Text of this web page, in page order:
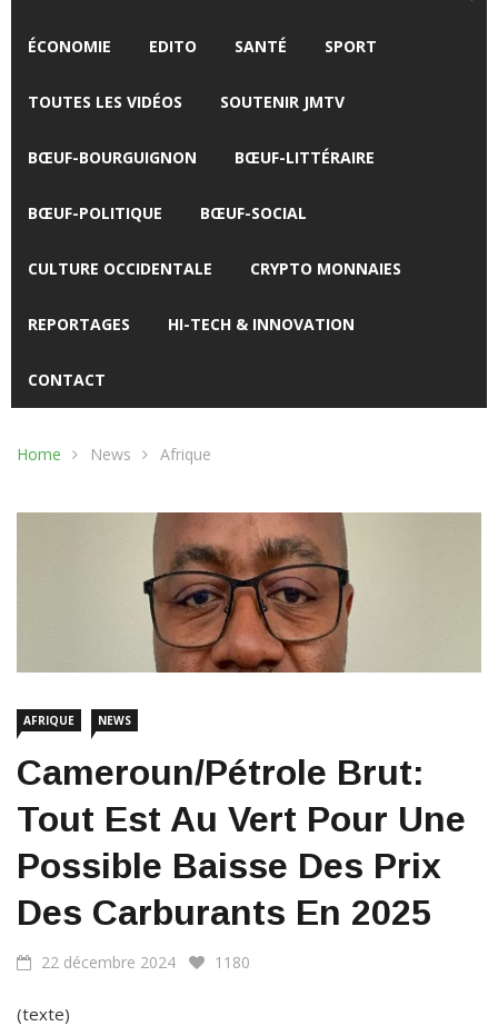
ÉCONOMIE EDITO SANTÉ SPORT
TOUTES LES VIDÉOS SOUTENIR JMTV
BŒUF-BOURGUIGNON BŒUF-LITTÉRAIRE
BŒUF-POLITIQUE BŒUF-SOCIAL
CULTURE OCCIDENTALE CRYPTO MONNAIES
REPORTAGES HI-TECH & INNOVATION
CONTACT
Home News Afrique
AFRIQUE NEWS
Cameroun/Pétrole Brut:
Tout Est Au Vert Pour Une
Possible Baisse Des Prix
Des Carburants En 2025
22 décembre 2024 1180
(texte)